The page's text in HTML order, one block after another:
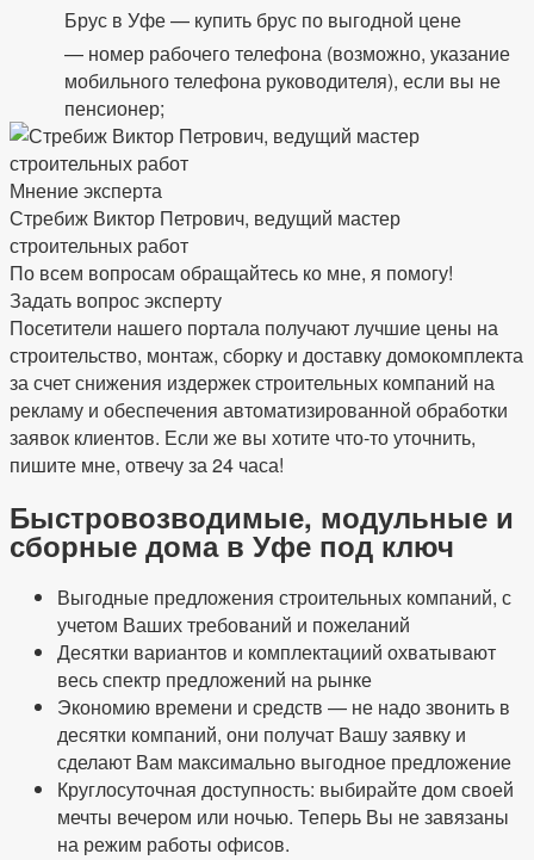
Брус в Уфе — купить брус по выгодной цене
— номер рабочего телефона (возможно, указание
мобильного телефона руководителя), если вы не
пенсионер;
Мнение эксперта
Стребиж Виктор Петрович, ведущий мастер
строительных работ
По всем вопросам обращайтесь ко мне, я помогу!
Задать вопрос эксперту
Посетители нашего портала получают лучшие цены на
строительство, монтаж, сборку и доставку домокомплекта
за счет снижения издержек строительных компаний на
рекламу и обеспечения автоматизированной обработки
заявок клиентов. Если же вы хотите что-то уточнить,
пишите мне, отвечу за 24 часа!
Быстровозводимые, модульные и
сборные дома в Уфе под ключ
Выгодные предложения строительных компаний, с
учетом Ваших требований и пожеланий
Десятки вариантов и комплектациий охватывают
весь спектр предложений на рынке
Экономию времени и средств — не надо звонить в
десятки компаний, они получат Вашу заявку и
сделают Вам максимально выгодное предложение
Круглосуточная доступность: выбирайте дом своей
мечты вечером или ночью. Теперь Вы не завязаны
на режим работы офисов.